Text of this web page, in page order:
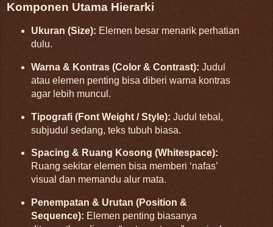
Komponen Utama Hierarki
Ukuran (Size): Elemen besar menarik perhatian
dulu.
Warna & Kontras (Color & Contrast): Judul
atau elemen penting bisa diberi warna kontras
agar lebih muncul.
Tipografi (Font Weight / Style): Judul tebal,
subjudul sedang, teks tubuh biasa.
Spacing & Ruang Kosong (Whitespace):
Ruang sekitar elemen bisa memberi ‘nafas’
visual dan memandu alur mata.
Penempatan & Urutan (Position &
Sequence): Elemen penting biasanya